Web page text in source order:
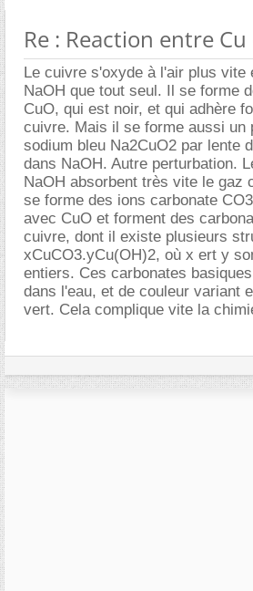
Re : Reaction entre
Le cuivre s'oxyde à l'air plus vite
NaOH que tout seul. Il se forme
CuO, qui est noir, et qui adhère
cuivre. Mais il se forme aussi un
sodium bleu Na2CuO2 par lente
dans NaOH. Autre perturbation.
NaOH absorbent très vite le gaz
se forme des ions carbonate
avec CuO et forment des
cuivre, dont il existe plusieurs
xCuCO3.yCu(OH)2, où x ert y
entiers. Ces carbonates
dans l'eau, et de couleur variant
vert. Cela complique vite la